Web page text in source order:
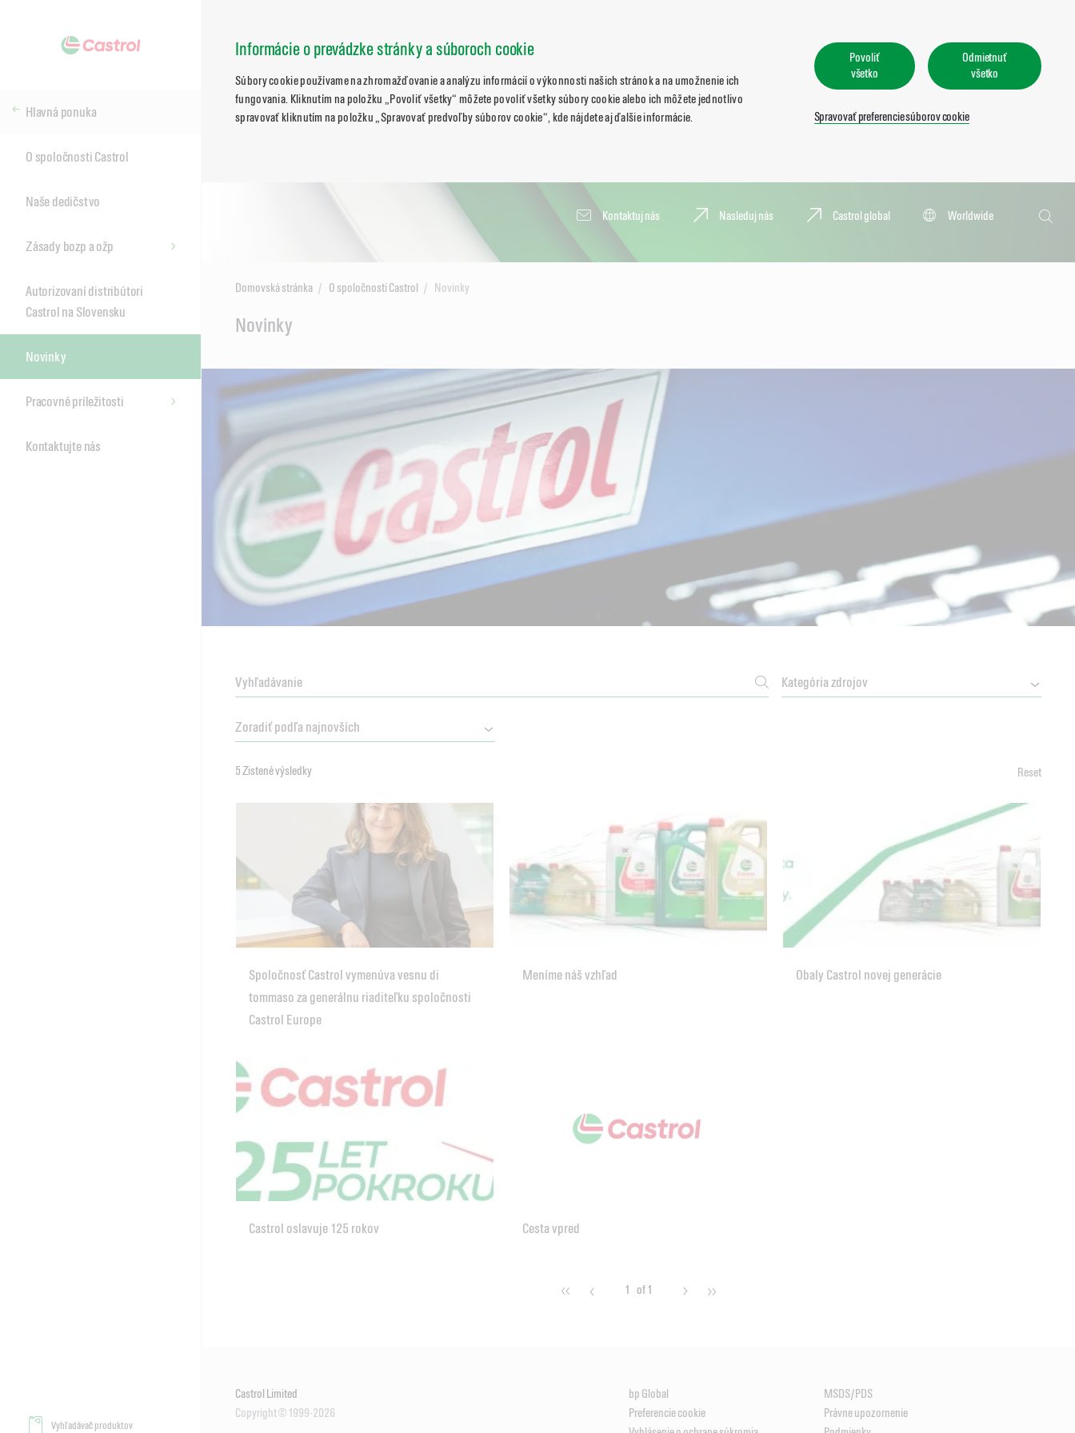
Informácie o prevádzke stránky a súboroch cookie
Súbory cookie používame na zhromažďovanie a analýzu informácií o výkonnosti našich stránok a na umožnenie ich
fungovania. Kliknutím na položku „Povoliť všetky“ môžete povoliť všetky súbory cookie alebo ich môžete jednotlivo
spravovať kliknutím na položku „Spravovať predvoľby súborov cookie“, kde nájdete aj ďalšie informácie.
Povoliť
všetko
Odmietnuť
všetko
Spravovať preferencie súborov cookie
Kontaktuj nás Nasleduj nás Castrol global
Worldwide
Vyhľadať
Hlavná ponuka
O spoločnosti Castrol
Naše dedičstvo
Zásady bozp a ožp
Autorizovaní distribútori
Castrol na Slovensku
Novinky
Pracovné príležitosti
Kontaktujte nás
Vyhľadávač produktov
Domovská stránka O spoločnosti Castrol Novinky
Novinky
NEWSROOM
5 Zistené výsledky Reset
Spoločnosť Castrol vymenúva vesnu di
tommaso za generálnu riaditeľku spoločnosti
Castrol Europe
Meníme náš vzhľad Obaly Castrol novej generácie
Castrol oslavuje 125 rokov Cesta vpred
1 of 1
Castrol Limited
Copyright © 1999-2026
bp Global
MSDS/PDS
Preferencie cookie
Právne upozornenie